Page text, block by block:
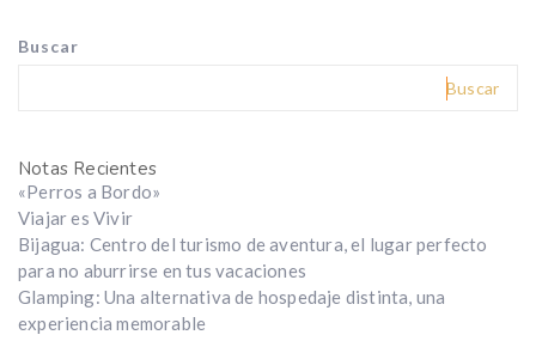
Buscar
Buscar
Notas Recientes
«Perros a Bordo»
Viajar es Vivir
Bijagua: Centro del turismo de aventura, el lugar perfecto
para no aburrirse en tus vacaciones
Glamping: Una alternativa de hospedaje distinta, una
experiencia memorable